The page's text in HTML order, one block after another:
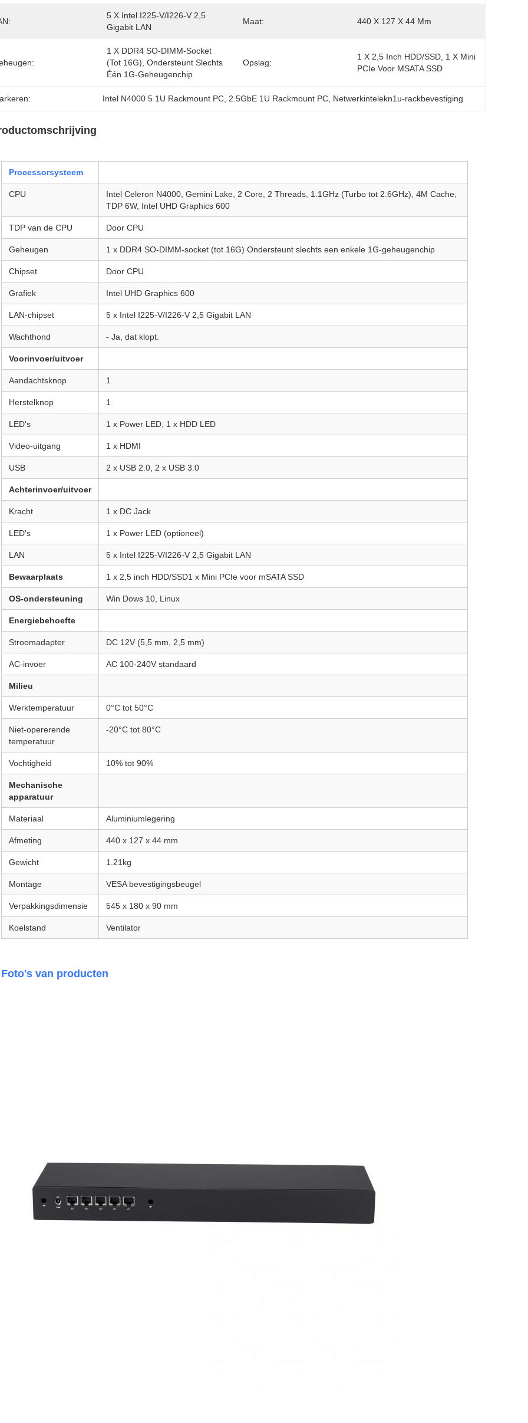
5 X Intel I225-V/I226-V 2,5
Gigabit LAN
Maat: 440 X 127 X 44 Mm
1 X DDR4 SO-DIMM-Socket
(tot 16G), Ondersteunt Slechts
Één 1G-Geheugenchip
Opslag:
1 X 2,5 Inch HDD/SSD, 1 X Mini
PCIe Voor MSATA SSD
Intel N4000 5 1U Rackmount PC 2.5GbE 1U Rackmount PC Netwerkintelekn1u-rackbevestiging
Processorsysteem
CPU
Intel Celeron N4000, Gemini Lake, 2 Core, 2 Threads, 1.1GHz (Turbo tot 2.6GHz), 4M Cache,
TDP 6W, Intel UHD Graphics 600
TDP van de CPU Door CPU
Geheugen 1 x DDR4 SO-DIMM-socket (tot 16G) Ondersteunt slechts een enkele 1G-geheugenchip
Chipset Door CPU
Grafiek Intel UHD Graphics 600
LAN-chipset 5 x Intel I225-V/I226-V 2,5 Gigabit LAN
Wachthond - Ja, dat klopt.
Voorinvoer/uitvoer
Aandachtsknop 1
Herstelknop 1
LED's 1 x Power LED, 1 x HDD LED
Video-uitgang 1 x HDMI
USB 2 x USB 2.0, 2 x USB 3.0
Achterinvoer/uitvoer
Kracht 1 x DC Jack
LED's 1 x Power LED (optioneel)
LAN 5 x Intel I225-V/I226-V 2,5 Gigabit LAN
Bewaarplaats 1 x 2,5 inch HDD/SSD1 x Mini PCIe voor mSATA SSD
OS-ondersteuning Win Dows 10, Linux
Energiebehoefte
Stroomadapter DC 12V (5,5 mm, 2,5 mm)
AC-invoer AC 100-240V standaard
Milieu
Werktemperatuur 0°C tot 50°C
Niet-opererende
temperatuur
-20°C tot 80°C
Vochtigheid 10% tot 90%
Mechanische
apparatuur
Materiaal Aluminiumlegering
Afmeting 440 x 127 x 44 mm
Gewicht 1.21kg
Montage VESA bevestigingsbeugel
Verpakkingsdimensie 545 x 180 x 90 mm
Koelstand Ventilator
Foto's van producten